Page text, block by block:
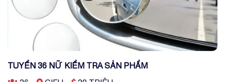
TUYỂN 36 NỮ KIỂM TRA SẢN PHẨM